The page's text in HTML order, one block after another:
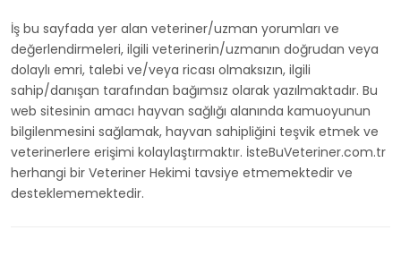
İş bu sayfada yer alan veteriner/uzman yorumları ve
değerlendirmeleri, ilgili veterinerin/uzmanın doğrudan veya
dolaylı emri, talebi ve/veya ricası olmaksızın, ilgili
sahip/danışan tarafından bağımsız olarak yazılmaktadır. Bu
web sitesinin amacı hayvan sağlığı alanında kamuoyunun
bilgilenmesini sağlamak, hayvan sahipliğini teşvik etmek ve
veterinerlere erişimi kolaylaştırmaktır. İsteBuVeteriner.com.tr
herhangi bir Veteriner Hekimi tavsiye etmemektedir ve
desteklememektedir.